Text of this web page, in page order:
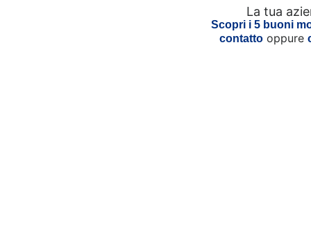
La tua
Scopri i 5 buoni
contatto oppure